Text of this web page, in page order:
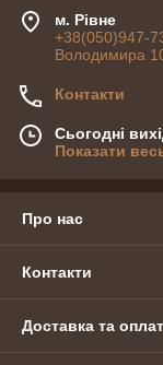
У нас ви можете
На сайті
виберіть потрібну
використовують у
м. Рівне
+38(050)947-
Володимира
Контакти
Сьогодні
Показати
Про нас
Контакти
Доставка та